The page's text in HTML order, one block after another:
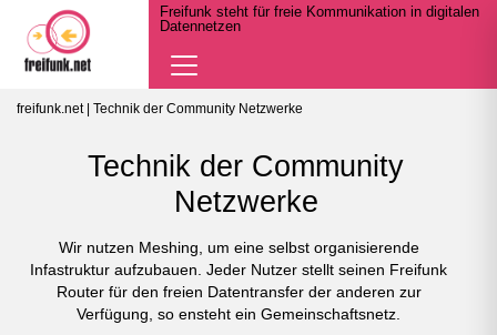
Freifunk steht für freie Kommunikation in digitalen
Datennetzen
Navigation
öffnen
freifunk.net| Technik der Community Netzwerke
Technik der Community
Netzwerke
Wir nutzen Meshing, um eine selbst organisierende
Infastruktur aufzubauen. Jeder Nutzer stellt seinen Freifunk
Router für den freien Datentransfer der anderen zur
Verfügung, so ensteht ein Gemeinschaftsnetz.